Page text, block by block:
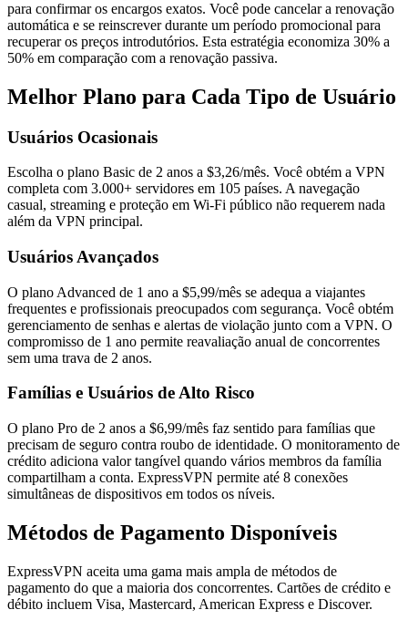
para confirmar os encargos exatos. Você pode cancelar a renovação
automática e se reinscrever durante um período promocional para
recuperar os preços introdutórios. Esta estratégia economiza 30% a
50% em comparação com a renovação passiva.
Melhor Plano para Cada Tipo de Usuário
Usuários Ocasionais
Escolha o plano Basic de 2 anos a $3,26/mês. Você obtém a VPN
completa com 3.000+ servidores em 105 países. A navegação
casual, streaming e proteção em Wi-Fi público não requerem nada
além da VPN principal.
Usuários Avançados
O plano Advanced de 1 ano a $5,99/mês se adequa a viajantes
frequentes e profissionais preocupados com segurança. Você obtém
gerenciamento de senhas e alertas de violação junto com a VPN. O
compromisso de 1 ano permite reavaliação anual de concorrentes
sem uma trava de 2 anos.
Famílias e Usuários de Alto Risco
O plano Pro de 2 anos a $6,99/mês faz sentido para famílias que
precisam de seguro contra roubo de identidade. O monitoramento de
crédito adiciona valor tangível quando vários membros da família
compartilham a conta. ExpressVPN permite até 8 conexões
simultâneas de dispositivos em todos os níveis.
Métodos de Pagamento Disponíveis
ExpressVPN aceita uma gama mais ampla de métodos de
pagamento do que a maioria dos concorrentes. Cartões de crédito e
débito incluem Visa, Mastercard, American Express e Discover.